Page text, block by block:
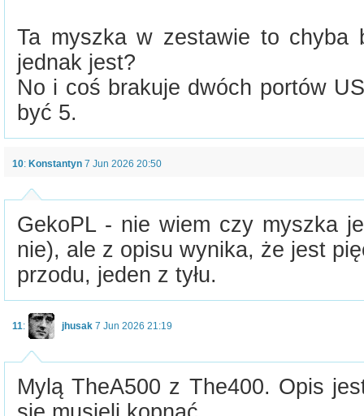
Ta myszka w zestawie to chyba
jednak jest?
No i coś brakuje dwóch portów
być 5.
10: Konstantyn 7 Jun 2026 20:50
GekoPL - nie wiem czy myszka
nie), ale z opisu wynika, że jest
przodu, jeden z tyłu.
11: jhusak 7 Jun 2026 21:19
Mylą TheA500 z The400. Opis